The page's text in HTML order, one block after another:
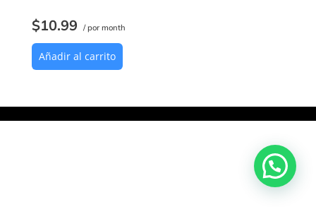
$10.99 / por month
Añadir al carrito